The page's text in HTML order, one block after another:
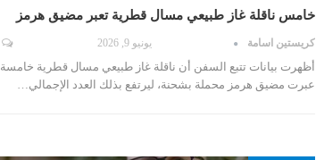
خامس ناقلة غاز طبيعي مسال قطرية تعبر مضيق هرمز
كريستين اسامة يونيو 9, 2026
أظهرت بيانات تتبع السفن أن ناقلة غاز طبيعي مسال قطرية خامسة
عبرت مضيق هرمز محملة بشحنة، ليرتفع بذلك العدد الإجمالي…